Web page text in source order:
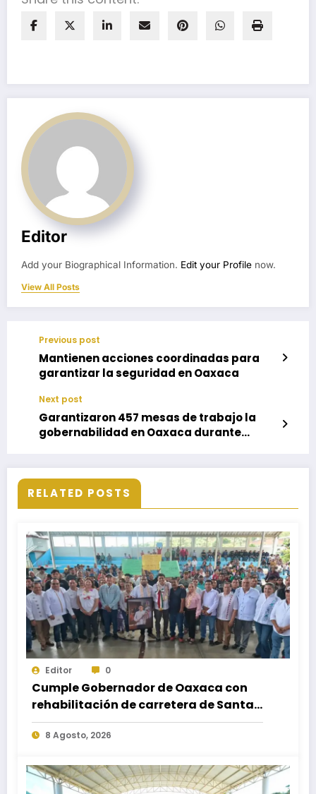
Editor
Add your Biographical Information. Edit your Profile now.
View All Posts
Previous post
Mantienen acciones coordinadas para
garantizar la seguridad en Oaxaca
Next post
Garantizaron 457 mesas de trabajo la
gobernabilidad en Oaxaca durante
RELATED POSTS
Editor 0
Cumple Gobernador de Oaxaca con
rehabilitación de carretera de Santa
María Ecatepec
8 Agosto, 2026